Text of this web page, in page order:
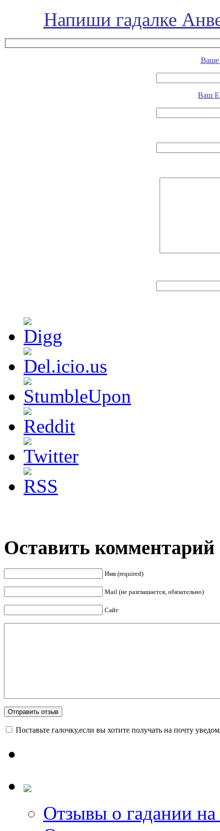
Напиши гадалке
Ваше
Ваш
Оставить комментарий
Имя (required)
Mail (не разглашается, обязательно)
Сайт
Поставьте галочку,если вы хотите получать на почту
Отзывы о гадании на